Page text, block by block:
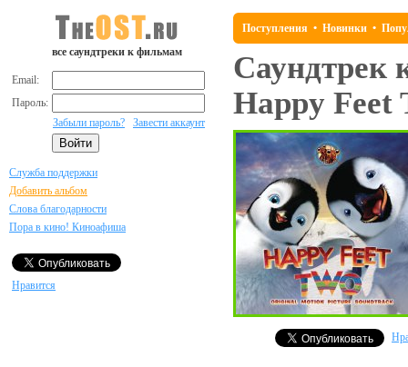
все саундтреки к фильмам
Email:
Пароль:
Забыли пароль?
Завести аккаунт
Служба поддержки
Добавить альбом
Слова благодарности
Пора в кино! Киноафиша
Нравится
Поступления • Новинки •
Саундтрек
Happy Feet